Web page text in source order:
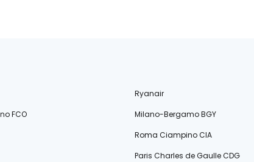
Ryanair
FCO
Milano-Bergamo BGY
Roma Ciampino CIA
Paris Charles de Gaulle CDG